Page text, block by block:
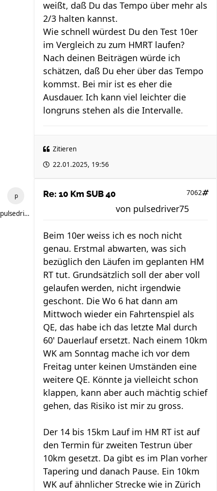
weißt, daß Du das Tempo über mehr als
2/3 halten kannst.
Wie schnell würdest Du den Test 10er
im Vergleich zu zum HMRT laufen?
Nach deinen Beiträgen würde ich
schätzen, daß Du eher über das Tempo
kommst. Bei mir ist es eher die
Ausdauer. Ich kann viel leichter die
longruns stehen als die Intervalle.
Zitieren
22.01.2025, 19:56
pulsedriver75
Re: 10 Km SUB 40 7062
von pulsedriver75
Beim 10er weiss ich es noch nicht
genau. Erstmal abwarten, was sich
bezüglich den Läufen im geplanten HM
RT tut. Grundsätzlich soll der aber voll
gelaufen werden, nicht irgendwie
geschont. Die Wo 6 hat dann am
Mittwoch wieder ein Fahrtenspiel als
QE, das habe ich das letzte Mal durch
60' Dauerlauf ersetzt. Nach einem 10km
WK am Sonntag mache ich vor dem
Freitag unter keinen Umständen eine
weitere QE. Könnte ja vielleicht schon
klappen, kann aber auch mächtig schief
gehen, das Risiko ist mir zu gross.
Der 14 bis 15km Lauf im HM RT ist auf
den Termin für zweiten Testrun über
10km gesetzt. Da gibt es im Plan vorher
Tapering und danach Pause. Ein 10km
WK auf ähnlicher Strecke wie in Zürich